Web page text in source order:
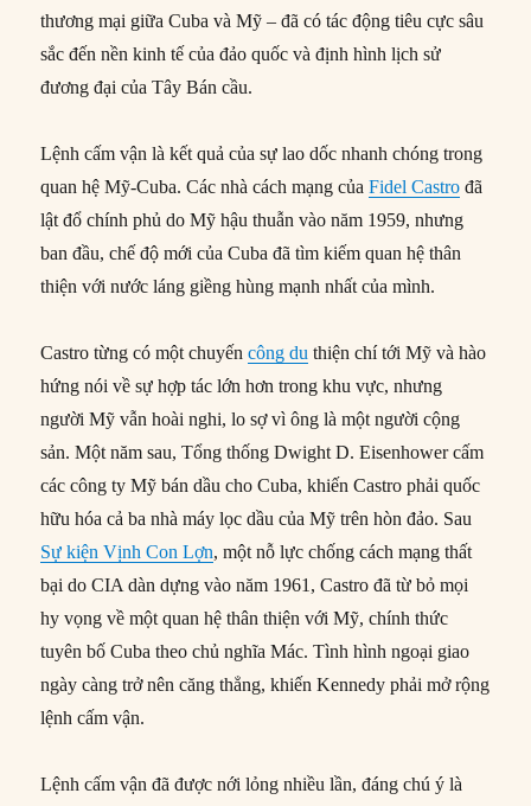
thương mại giữa Cuba và Mỹ – đã có tác động tiêu cực sâu
sắc đến nền kinh tế của đảo quốc và định hình lịch sử
đương đại của Tây Bán cầu.
Lệnh cấm vận là kết quả của sự lao dốc nhanh chóng trong
quan hệ Mỹ-Cuba. Các nhà cách mạng củaFidel Castro đã
lật đổ chính phủ do Mỹ hậu thuẫn vào năm 1959, nhưng
ban đầu, chế độ mới của Cuba đã tìm kiếm quan hệ thân
thiện với nước láng giềng hùng mạnh nhất của mình.
Castro từng có một chuyếncông du thiện chí tới Mỹ và hào
hứng nói về sự hợp tác lớn hơn trong khu vực, nhưng
người Mỹ vẫn hoài nghi, lo sợ vì ông là một người cộng
sản. Một năm sau, Tổng thống Dwight D. Eisenhower cấm
các công ty Mỹ bán dầu cho Cuba, khiến Castro phải quốc
hữu hóa cả ba nhà máy lọc dầu của Mỹ trên hòn đảo. Sau
Sự kiện Vịnh Con Lợn, một nỗ lực chống cách mạng thất
bại do CIA dàn dựng vào năm 1961, Castro đã từ bỏ mọi
hy vọng về một quan hệ thân thiện với Mỹ, chính thức
tuyên bố Cuba theo chủ nghĩa Mác. Tình hình ngoại giao
ngày càng trở nên căng thẳng, khiến Kennedy phải mở rộng
lệnh cấm vận.
Lệnh cấm vận đã được nới lỏng nhiều lần, đáng chú ý là